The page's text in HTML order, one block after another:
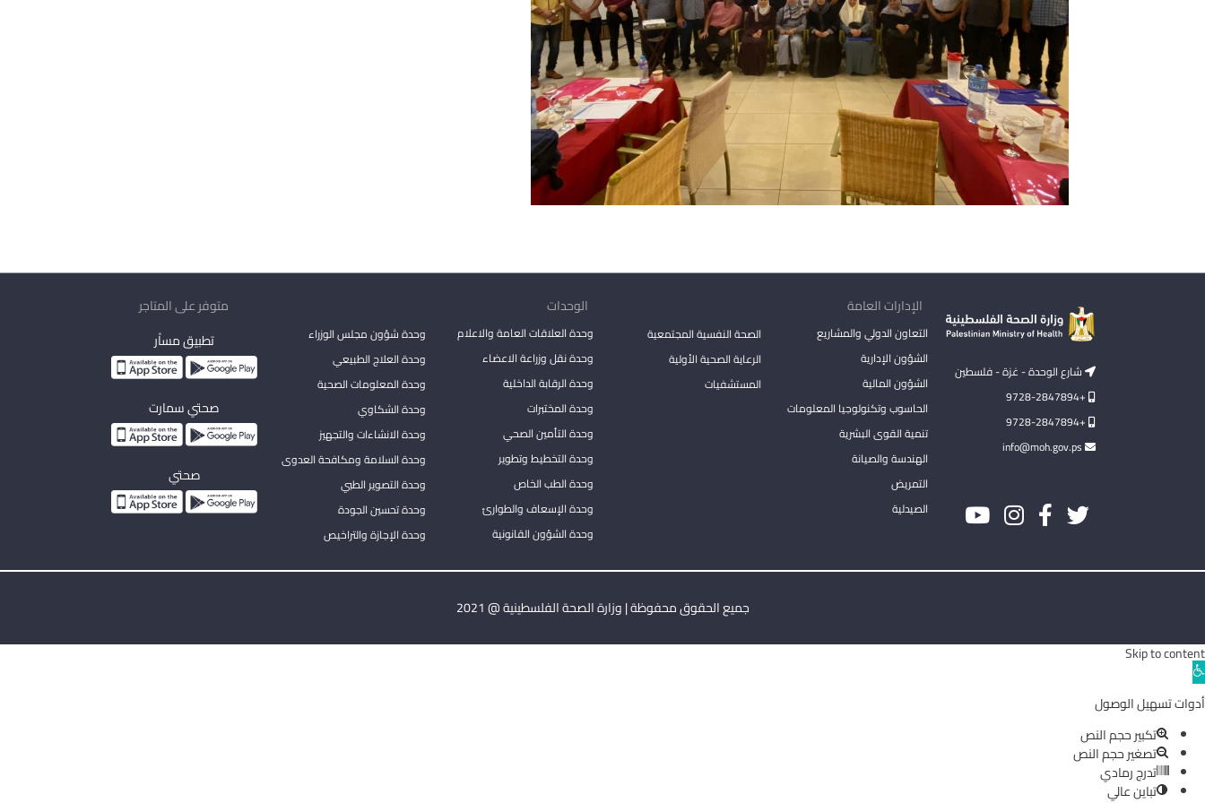
شارع الوحدة - غزة - فلسطين
+9728-2847894
+9728-2847894
الإدارات العامة
التعاون الدولي والمشاريع
الشؤون الإدارية
الشؤون المالية
الحاسوب وتكنولوجيا المعلومات
تنمية القوى البشرية
الهندسة والصيانة
التمريض
الصيدلية
الصحة النفسية المجتمعية
الرعاية الصحية الأولية
المستشفيات
الوحدات
وحدة العلاقات العامة والاعلام
وحدة نقل وزراعة الاعضاء
وحدة الرقابة الداخلية
وحدة المختبرات
وحدة التأمين الصحي
وحدة التخطيط وتطوير
وحدة الطب الخاص
وحدة الإسعاف والطوارئ
وحدة الشؤون القانونية
وحدة شؤون مجلس الوزراء
وحدة العلاج الطبيعي
وحدة المعلومات الصحية
وحدة الشكاوي
وحدة الانشاءات والتجهيز
وحدة السلامة ومكافحة العدوى
وحدة التصوير الطبي
وحدة تحسين الجودة
وحدة الإجازة والتراخيص
متوفر على المتاجر
تطبيق مساْر
صحتي سمارت
صحتي
جميع الحقوق محفوظة | وزارة الصحة الفلسطينية @ 2021
Skip to content
Open
toolbar
أدوات تسهيل الوصول
تكبير حجم النص
تصغير حجم النص
تدرج رمادي
تباين عالي